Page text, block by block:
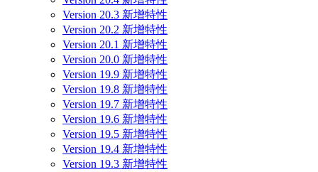
Version 20.3 新增特性
Version 20.2 新增特性
Version 20.1 新增特性
Version 20.0 新增特性
Version 19.9 新增特性
Version 19.8 新增特性
Version 19.7 新增特性
Version 19.6 新增特性
Version 19.5 新增特性
Version 19.4 新增特性
Version 19.3 新增特性